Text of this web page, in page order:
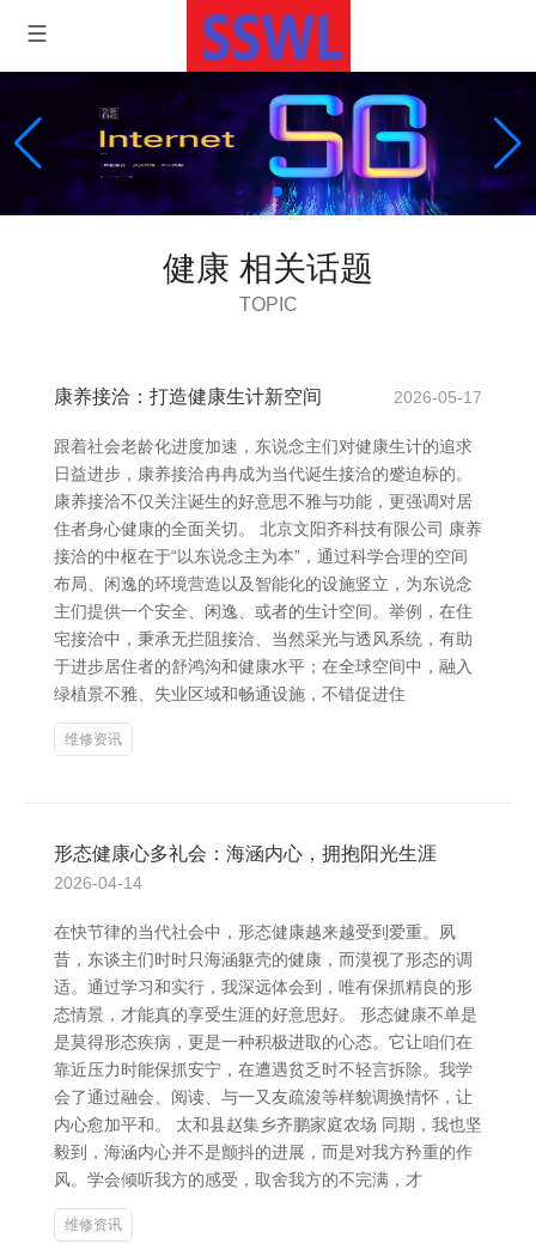
健康 相关话题
TOPIC
康养接洽：打造健康生计新空间 2026-05-17
跟着社会老龄化进度加速，东说念主们对健康生计的追求
日益进步，康养接洽冉冉成为当代诞生接洽的蹙迫标的。
康养接洽不仅关注诞生的好意思不雅与功能，更强调对居
住者身心健康的全面关切。 北京文阳齐科技有限公司 康养
接洽的中枢在于“以东说念主为本”，通过科学合理的空间
布局、闲逸的环境营造以及智能化的设施竖立，为东说念
主们提供一个安全、闲逸、或者的生计空间。举例，在住
宅接洽中，秉承无拦阻接洽、当然采光与透风系统，有助
于进步居住者的舒鸿沟和健康水平；在全球空间中，融入
绿植景不雅、失业区域和畅通设施，不错促进住
维修资讯
形态健康心多礼会：海涵内心，拥抱阳光生涯
2026-04-14
在快节律的当代社会中，形态健康越来越受到爱重。夙
昔，东谈主们时时只海涵躯壳的健康，而漠视了形态的调
适。通过学习和实行，我深远体会到，唯有保抓精良的形
态情景，才能真的享受生涯的好意思好。 形态健康不单是
是莫得形态疾病，更是一种积极进取的心态。它让咱们在
靠近压力时能保抓安宁，在遭遇贫乏时不轻言拆除。我学
会了通过融会、阅读、与一又友疏浚等样貌调换情怀，让
内心愈加平和。 太和县赵集乡齐鹏家庭农场 同期，我也坚
毅到，海涵内心并不是颤抖的进展，而是对我方矜重的作
风。学会倾听我方的感受，取舍我方的不完满，才
维修资讯